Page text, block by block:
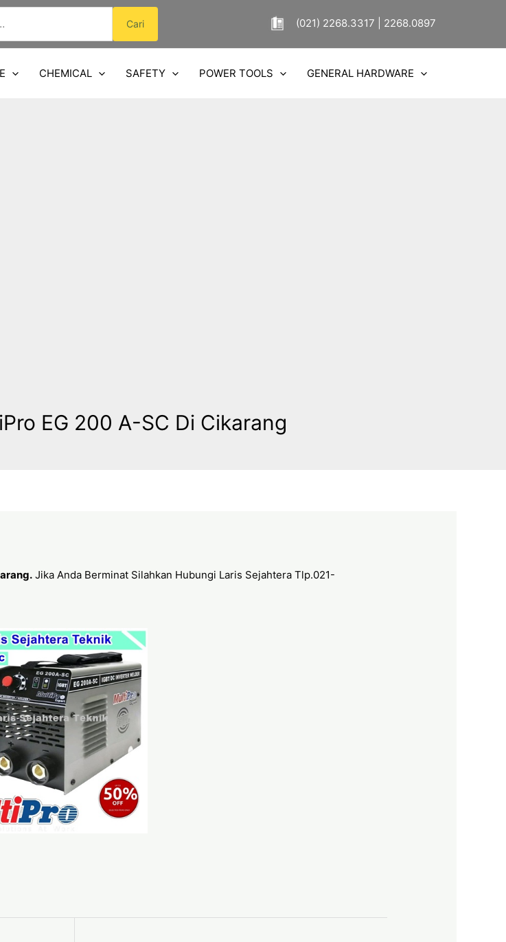
Cari (021) 2268.3317 | 2268.0897
CHEMICAL SAFETY POWER TOOLS GENERAL HARDWARE
EG 200 A-SC Di Cikarang
. Jika Anda Berminat Silahkan Hubungi Laris Sejahtera Tlp.021-